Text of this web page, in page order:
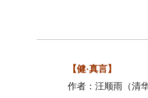
【健·真言】
作者：汪顺雨（清华